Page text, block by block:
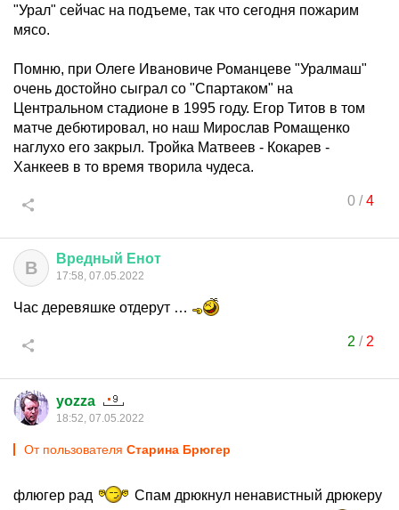
"Урал" сейчас на подъеме, так что сегодня пожарим
мясо.
Помню, при Олеге Ивановиче Романцеве "Уралмаш"
очень достойно сыграл со "Спартаком" на
Центральном стадионе в 1995 году. Егор Титов в том
матче дебютировал, но наш Мирослав Ромащенко
наглухо его закрыл. Тройка Матвеев - Кокарев -
Ханкеев в то время творила чудеса.
0/4
В Вредный Енот
17:58, 07.05.2022
Час деревяшке отдерут …
2 / 2
yozza
18:52, 07.05.2022
От пользователя Старина Брюгер
флюгер рад
Спам дрюкнул ненавистный дрюкеру